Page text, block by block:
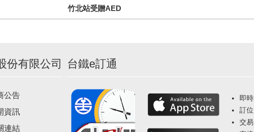
竹北站受贈AED
份有限公司
公告
資訊
連結
台鐵e訂通
即
訂
交